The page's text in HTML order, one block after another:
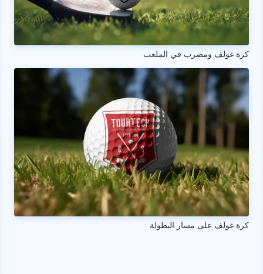
كرة غولف ومضرب في الملعب
كرة غولف على مسار البطولة